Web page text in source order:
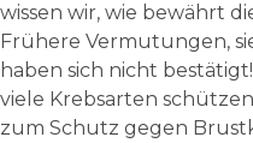
wissen wir, wie bewährt
Frühere Vermutungen,
haben sich nicht
viele Krebsarten
zum Schutz gegen